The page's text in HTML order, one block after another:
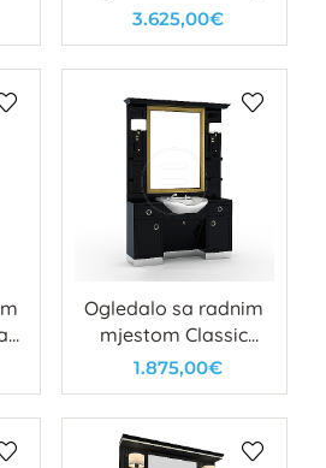
3.625,00€
Ogledalo sa radnim
mjestom Classic
Man Gold
1.875,00€